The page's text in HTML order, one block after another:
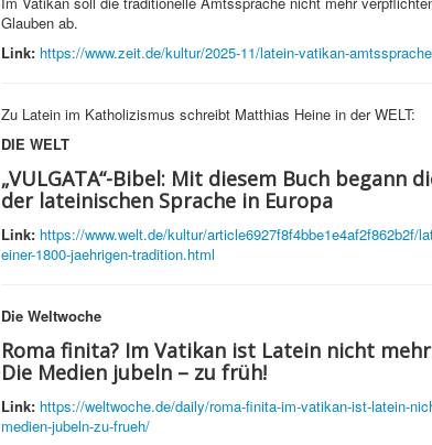
Glauben ab.
Link: https://www.zeit.de/kultur/2025-11/latein-vatikan-
Zu Latein im Katholizismus schreibt Matthias Heine in der WELT:
DIE WELT
„VULGATA“-Bibel: Mit diesem Buch begann
der lateinischen Sprache in Europa
Link: https://www.welt.de/kultur/article6927f8f4bbe1e4af2f862b2f/
einer-1800-jaehrigen-tradition.html
Die Weltwoche
Roma finita? Im Vatikan ist Latein nicht
Die Medien jubeln – zu früh!
Link: https://weltwoche.de/daily/roma-finita-im-vatikan-ist-latein-
medien-jubeln-zu-frueh/